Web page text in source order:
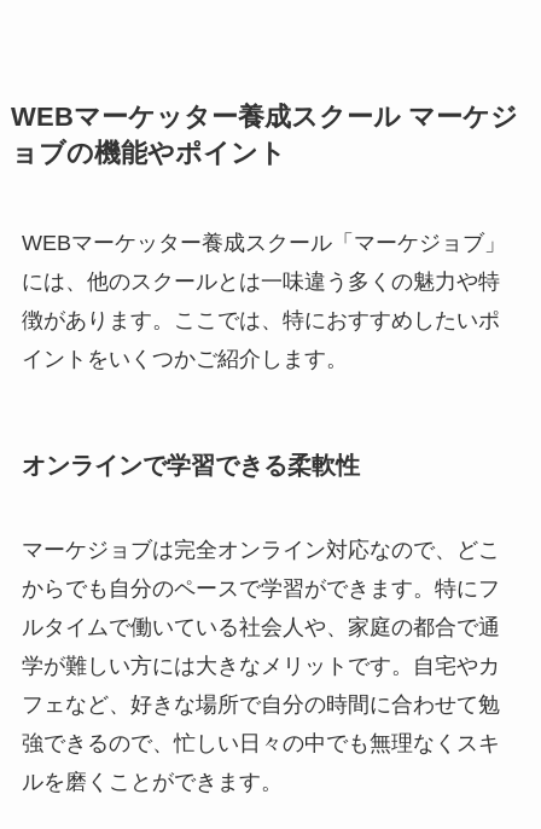
WEBマーケッター養成スクール マーケジ
ョブの機能やポイント
WEBマーケッター養成スクール「マーケジョブ」
には、他のスクールとは一味違う多くの魅力や特
徴があります。ここでは、特におすすめしたいポ
イントをいくつかご紹介します。
オンラインで学習できる柔軟性
マーケジョブは完全オンライン対応なので、どこ
からでも自分のペースで学習ができます。特にフ
ルタイムで働いている社会人や、家庭の都合で通
学が難しい方には大きなメリットです。自宅やカ
フェなど、好きな場所で自分の時間に合わせて勉
強できるので、忙しい日々の中でも無理なくスキ
ルを磨くことができます。